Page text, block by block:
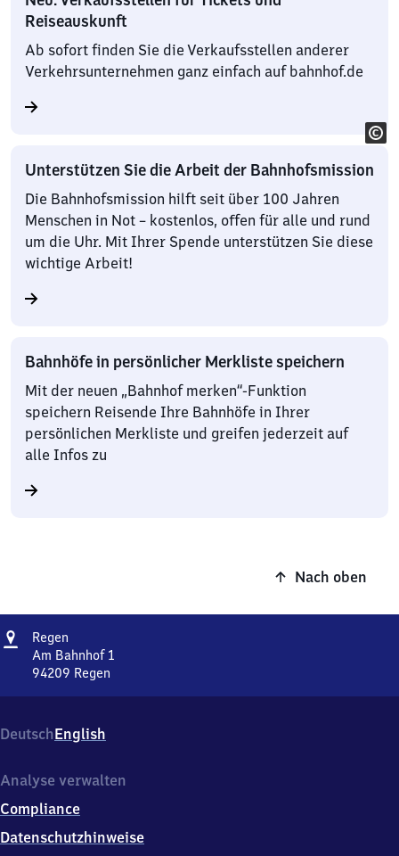
Reiseauskunft
Ab sofort finden Sie die Verkaufsstellen anderer
Verkehrsunternehmen ganz einfach auf bahnhof.de
Unterstützen Sie die Arbeit der Bahnhofsmission
Die Bahnhofsmission hilft seit über 100 Jahren
Menschen in Not – kostenlos, offen für alle und rund
um die Uhr. Mit Ihrer Spende unterstützen Sie diese
wichtige Arbeit!
Bahnhöfe in persönlicher Merkliste speichern
Mit der neuen „Bahnhof merken“-Funktion
speichern Reisende Ihre Bahnhöfe in Ihrer
persönlichen Merkliste und greifen jederzeit auf
alle Infos zu
Nach oben
Adresse
Regen
Am Bahnhof 1
94209 Regen
Bahnhof
1,
4
0
9
DeutschEnglish
Analyse verwalten
Compliance
Datenschutzhinweise